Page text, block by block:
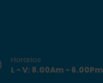
Horarios
L - V: 8.00Am - 6.00Pm